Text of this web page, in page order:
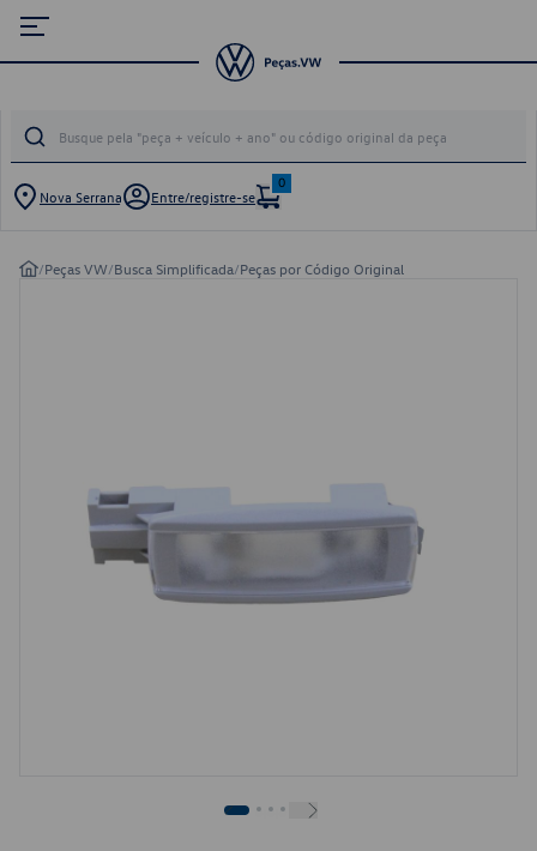
Nova Serrana Entre/registre-se
0
/Peças VW/Busca Simplificada/Peças por Código Original